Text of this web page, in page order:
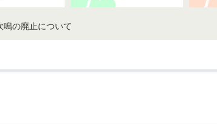
み・リサイクル
水道・下水道 道路・交通・
かる各種手当／ひとり
高齢者福祉
生活保護 戦傷・
子育て・教育
記者会見
非核平和事業 選
業系ごみ・廃棄物
建築開発等 商
の廃止について